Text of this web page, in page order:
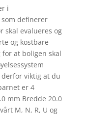
i
definerer
skal evalueres og
og kostbare
at boligen skal
viktig at du
er 4
mm Bredde 20.0
M, N, R, U og